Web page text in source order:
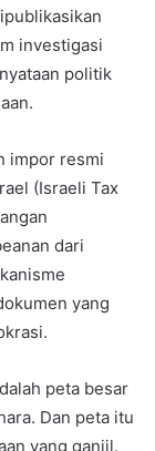
investigasi
politik
impor resmi
(Israeli Tax
dari
yang
peta besar
Dan peta itu
yang ganjil.